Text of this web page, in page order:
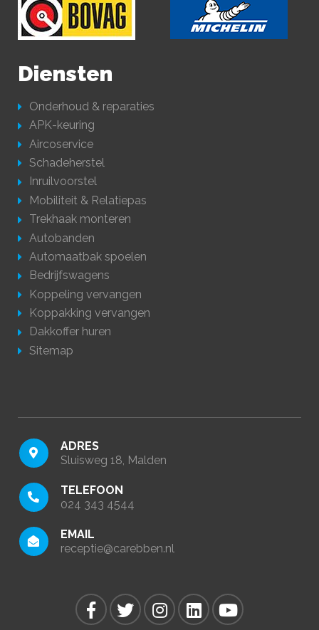
Diensten
Onderhoud & reparaties
APK-keuring
Aircoservice
Schadeherstel
Inruilvoorstel
Mobiliteit & Relatiepas
Trekhaak monteren
Autobanden
Automaatbak spoelen
Bedrijfswagens
Koppeling vervangen
Koppakking vervangen
Dakkoffer huren
Sitemap
ADRES
Sluisweg 18, Malden
TELEFOON
024 343 4544
EMAIL
receptie@carebben.nl